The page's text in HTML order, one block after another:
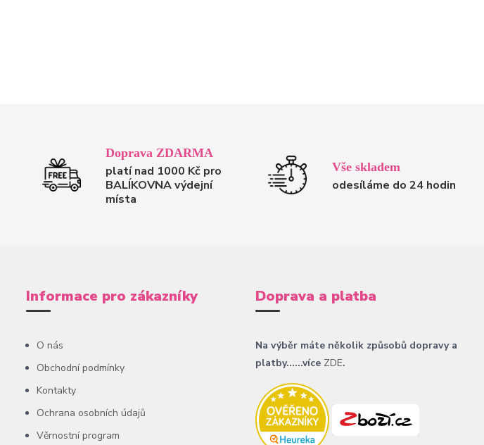
Doprava ZDARMA
platí nad 1000 Kč pro
BALÍKOVNA výdejní
místa
Vše skladem
odesíláme do 24 hodin
Informace pro zákazníky
O nás
Obchodní podmínky
Kontakty
Ochrana osobních údajů
Věrnostní program
Doprava a platba
Na výběr máte několik způsobů dopravy a
platby......více ZDE.